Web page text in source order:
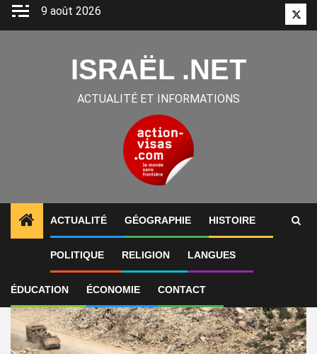
Aller
9 août 2026
ISRAËL .NET
ACTUALITÉ ET INFORMATIONS
ACTUALITÉ GÉOGRAPHIE HISTOIRE
POLITIQUE RELIGION LANGUES
ÉDUCATION ÉCONOMIE CONTACT
International